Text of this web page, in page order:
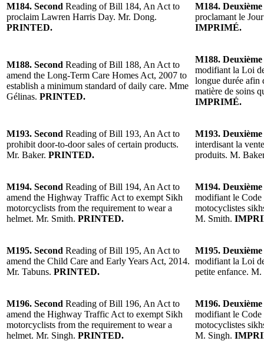
M184. Second Reading of Bill 184, An Act to
proclaim Lawren Harris Day. Mr. Dong.
PRINTED.
M184. Deuxième
proclamant le
IMPRIMÉ.
M188. Second Reading of Bill 188, An Act to
amend the Long-Term Care Homes Act, 2007 to
establish a minimum standard of daily care. Mme
Gélinas. PRINTED.
M188. Deuxième
modifiant la Loi
longue durée afin
matière de soins
IMPRIMÉ.
M193. Second Reading of Bill 193, An Act to
prohibit door-to-door sales of certain products.
Mr. Baker. PRINTED.
M193. Deuxième
interdisant la
produits. M.
M194. Second Reading of Bill 194, An Act to
amend the Highway Traffic Act to exempt Sikh
motorcyclists from the requirement to wear a
helmet. Mr. Smith. PRINTED.
M194. Deuxième
modifiant le Code
motocyclistes
M. Smith.
M195. Second Reading of Bill 195, An Act to
amend the Child Care and Early Years Act, 2014.
Mr. Tabuns. PRINTED.
M195. Deuxième
modifiant la Loi
petite enfance. M.
M196. Second Reading of Bill 196, An Act to
amend the Highway Traffic Act to exempt Sikh
motorcyclists from the requirement to wear a
helmet. Mr. Singh. PRINTED.
M196. Deuxième
modifiant le Code
motocyclistes
M. Singh.